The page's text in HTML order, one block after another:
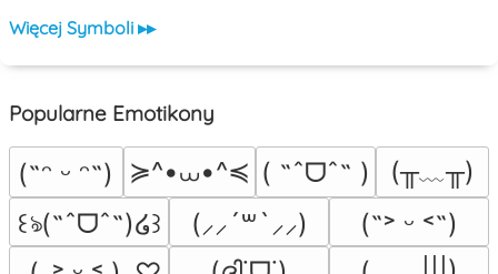
Więcej Symboli ▸▸
Popularne Emotikony
(˶ᵔ ᵕ ᵔ˶) ≽^•⩊•^≼ ( ˶ˆᗜˆ˵ )
(╥﹏╥)
꒰ঌ(˶ˆᗜˆ˵)໒꒱
(⸝⸝´꒳`⸝⸝)
(˶˃ ᵕ ˂˶)